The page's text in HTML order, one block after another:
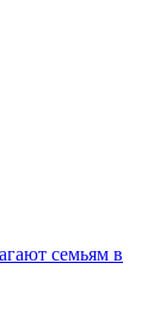
семьям в